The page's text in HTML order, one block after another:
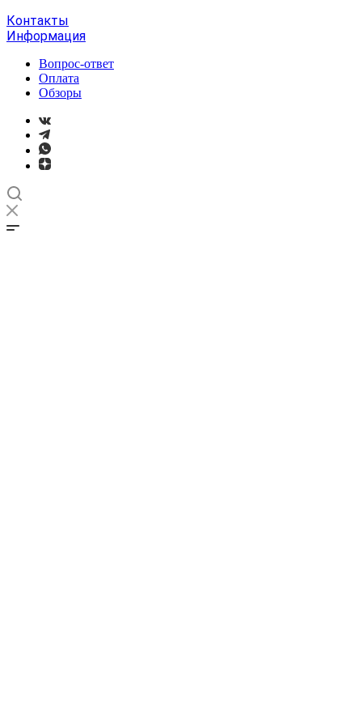
Контакты
Информация
Вопрос-ответ
Оплата
Обзоры